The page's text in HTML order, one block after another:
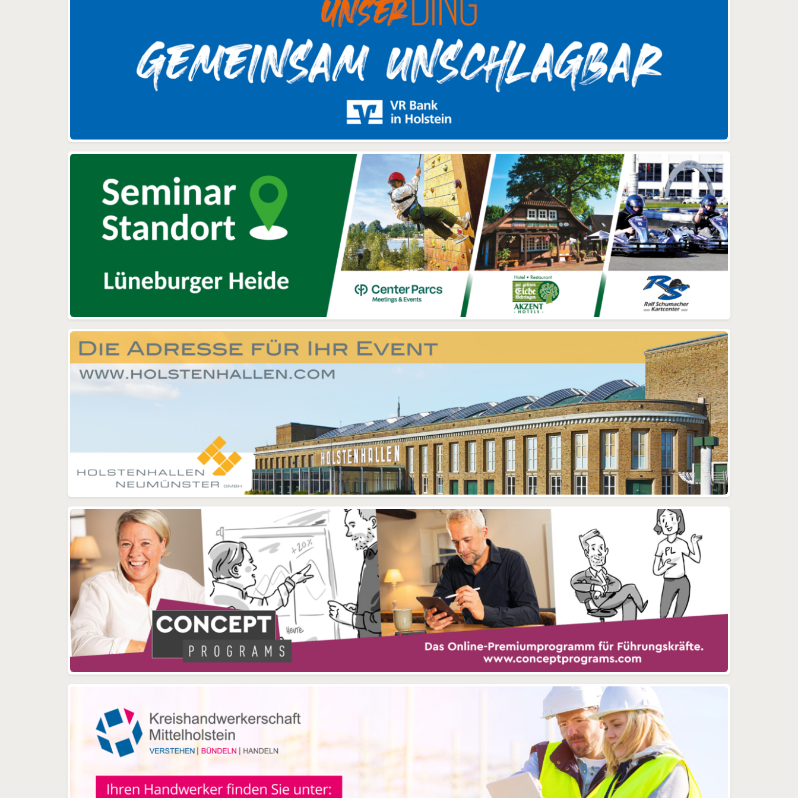
der einzelnen Maßnahmen zu
erarbeiten. In mehr als acht
Jahren Zusammenarbeit ist
innobis für uns zweifelsohne
innobis AG, sagt: „Wir fr
es das Ziel, stabile Dienste
bereitzustellen - häufige
Änderungen werden hier
traditionell als unerwünscht
angesehen. DevOps verfolgt
nun den Ansatz viele, stabile
Releases bereitzustellen. Die
dazu erforderliche
gegründet. Das pirAMide
Symbol steht für Know-how,
Projektleitung und Vision. Mit
der Software ist das genau
so, sie benötigt Know-how,
eine Vision und
Projektleitung, um eine Soft
planen und können
Änderungen jederzeit
problemlos umsetzen.“ Das
Agile Werbeversprechen Bei